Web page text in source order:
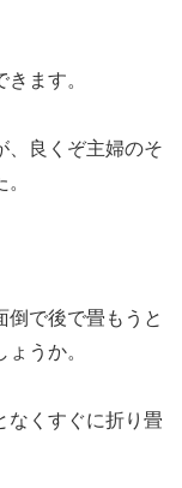
ます。
、良くぞ主婦のそ
倒で後で畳もうと
うか。
なくすぐに折り畳